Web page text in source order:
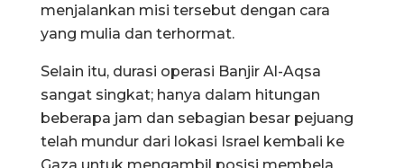
menjalankan misi tersebut dengan cara
yang mulia dan terhormat.
Selain itu, durasi operasi Banjir Al-Aqsa
sangat singkat; hanya dalam hitungan
beberapa jam dan sebagian besar pejuang
telah mundur dari lokasi Israel kembali ke